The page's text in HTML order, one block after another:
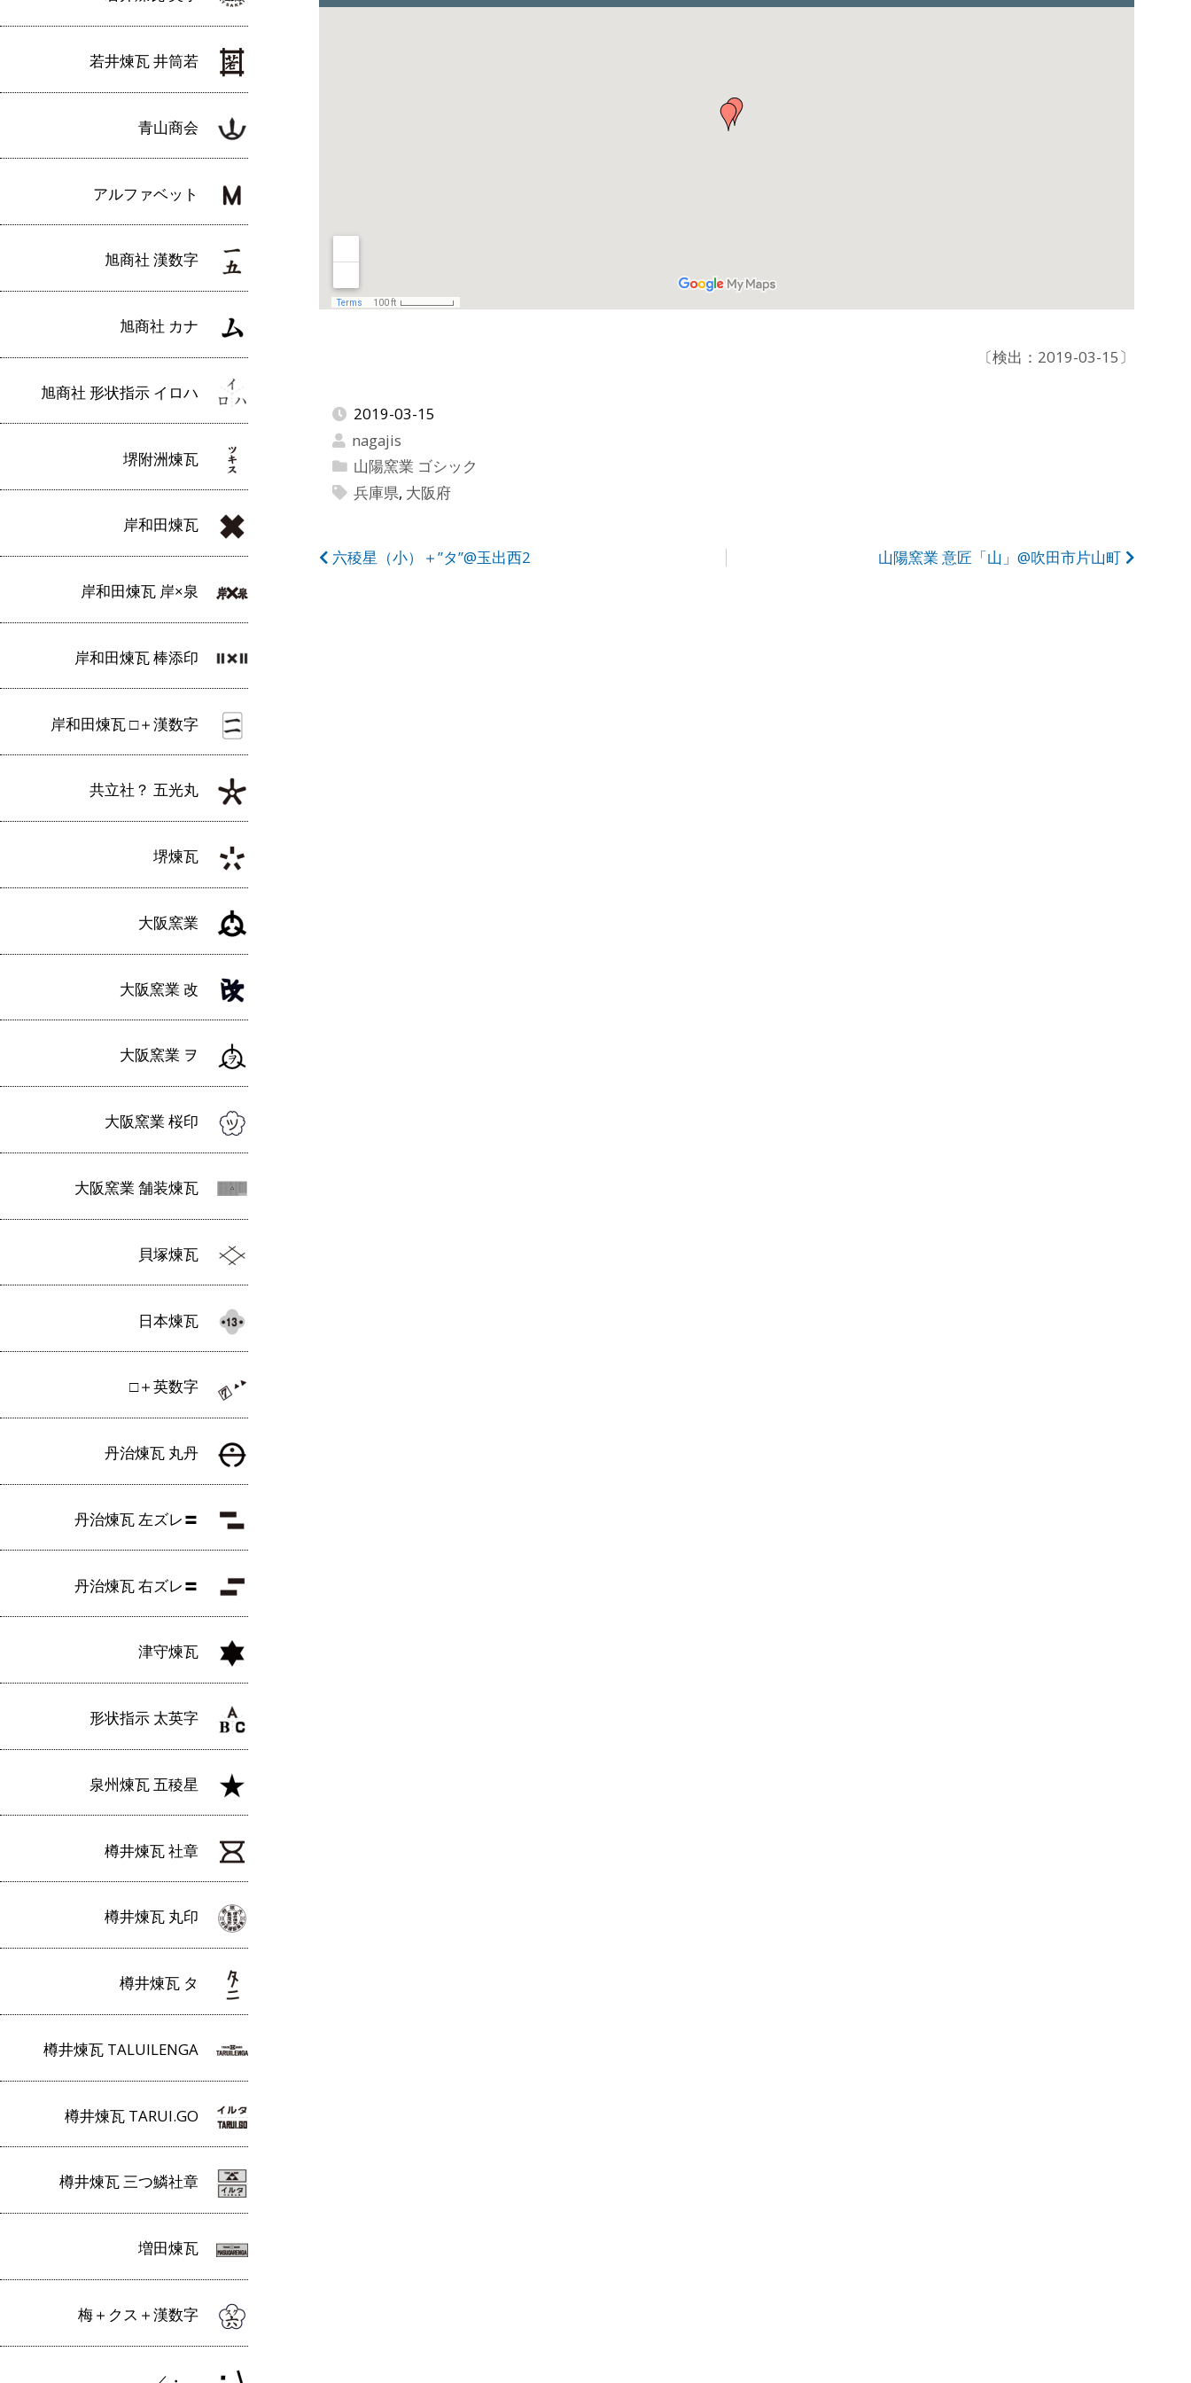
若井煉瓦 井筒若
青山商会
アルファベット
旭商社 漢数字
旭商社 カナ
旭商社 形状指示 イロハ
堺附洲煉瓦
岸和田煉瓦
岸和田煉瓦 岸×泉
岸和田煉瓦 棒添印
岸和田煉瓦 □＋漢数字
共立社？ 五光丸
堺煉瓦
大阪窯業
大阪窯業 改
大阪窯業 ヲ
大阪窯業 桜印
大阪窯業 舗装煉瓦
貝塚煉瓦
日本煉瓦
□＋英数字
丹治煉瓦 丸丹
丹治煉瓦 左ズレ〓
丹治煉瓦 右ズレ〓
津守煉瓦
形状指示 太英字
泉州煉瓦 五稜星
樽井煉瓦 社章
樽井煉瓦 丸印
樽井煉瓦 タ
樽井煉瓦 TALUILENGA
樽井煉瓦 TARUI.GO
樽井煉瓦 三つ鱗社章
増田煉瓦
梅＋クス＋漢数字
〔検出：2019-03-15〕
2019-03-15
nagajis
山陽窯業 ゴシック
兵庫県, 大阪府
投
山陽窯業 意匠「山」@吹田市片山町
六稜星（小）＋”タ”@玉出西2